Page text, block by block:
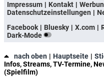
Impressum
Kontakt
Datenschutzeinstellungen
Facebook
Bluesky X.com
Dark-Mode
nach oben Hauptseite
Infos, Streams, TV-Termine,
(Spielfilm)